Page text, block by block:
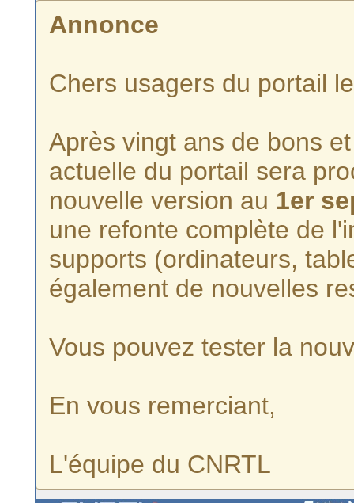
Annonce
Chers usagers du portail
Après vingt ans de bons
actuelle du portail sera
nouvelle version au 1er
une refonte complète de
supports (ordinateurs,
également de nouvelles
Vous pouvez tester la
En vous remerciant,
L'équipe du CNRTL